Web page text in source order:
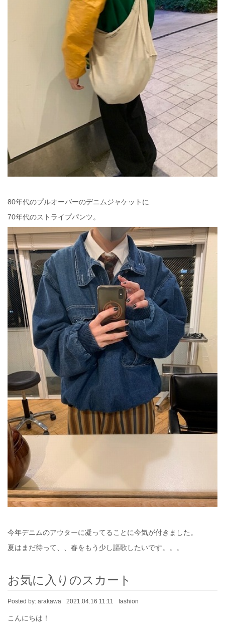
80年代のプルオーバーのデニムジャケットに
70年代のストライプパンツ。
今年デニムのアウターに凝ってることに今気が付きました。
夏はまだ待って、、春をもう少し謳歌したいです。。。
お気に入りのスカート
Posted by: arakawa 2021.04.16 11:11 fashion
こんにちは！